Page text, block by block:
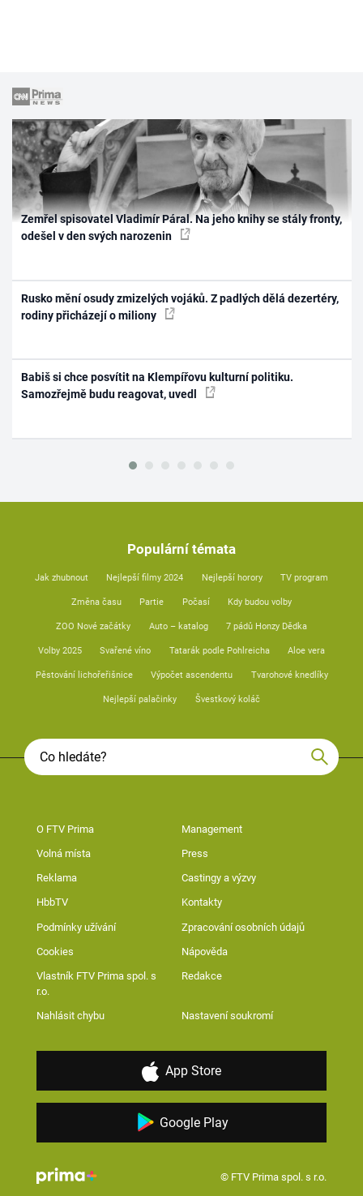
Zemřel spisovatel Vladimír Páral. Na jeho knihy se stály fronty,
odešel v den svých narozenin
Rusko mění osudy zmizelých vojáků. Z padlých dělá dezertéry,
rodiny přicházejí o miliony
Babiš si chce posvítit na Klempířovu kulturní politiku.
Samozřejmě budu reagovat, uvedl
Populární témata
Jak zhubnout Nejlepší filmy 2024 Nejlepší horory TV program
Změna času Partie Počasí Kdy budou volby
ZOO Nové začátky Auto – katalog 7 pádů Honzy Dědka
Volby 2025 Svařené víno Tatarák podle Pohlreicha Aloe vera
Pěstování lichořeřišnice Výpočet ascendentu Tvarohové knedlíky
Nejlepší palačinky Švestkový koláč
O FTV Prima Management
Volná místa Press
Reklama Castingy a výzvy
HbbTV Kontakty
Podmínky užívání Zpracování osobních údajů
Cookies Nápověda
Vlastník FTV Prima spol. s
r.o.
Redakce
Nahlásit chybu Nastavení soukromí
App Store
Google Play
© FTV Prima spol. s r.o.